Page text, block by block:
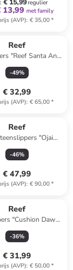
: € 15,99regulier
13,99 met family
(AVP): € 35,00*
Reef
"Reef Santa Ana"
bruin/grijs
-49%
€ 32,99
(AVP): € 65,00*
Reef
"Ojai
antraciet
-46%
€ 47,99
(AVP): € 90,00*
Reef
"Cushion Dawn"
bruin
-36%
€ 31,99
(AVP): € 50,00*